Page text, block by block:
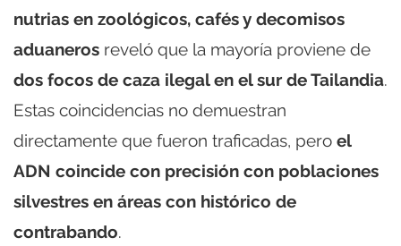
nutrias en zoológicos, cafés y decomisos
aduaneros reveló que la mayoría proviene de
dos focos de caza ilegal en el sur de Tailandia.
Estas coincidencias no demuestran
directamente que fueron traficadas, pero el
ADN coincide con precisión con poblaciones
silvestres en áreas con histórico de
contrabando.